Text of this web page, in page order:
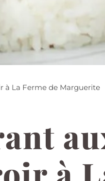
à La Ferme de Marguerite